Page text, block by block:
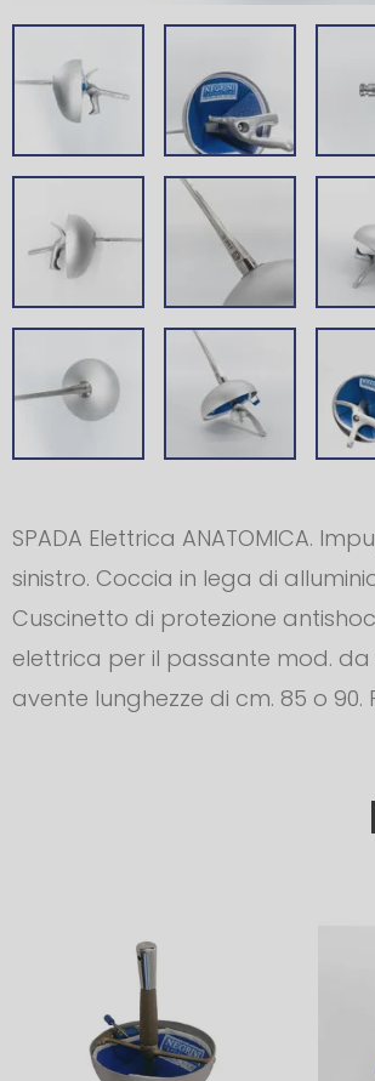
SPADA Elettrica ANATOMICA.
sinistro. Coccia in lega di
Cuscinetto di protezione
elettrica per il passante mod. da
avente lunghezze di cm. 85 o